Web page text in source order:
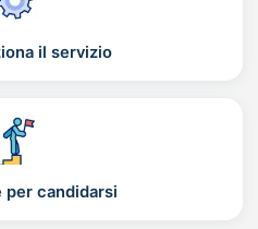
il servizio
candidarsi